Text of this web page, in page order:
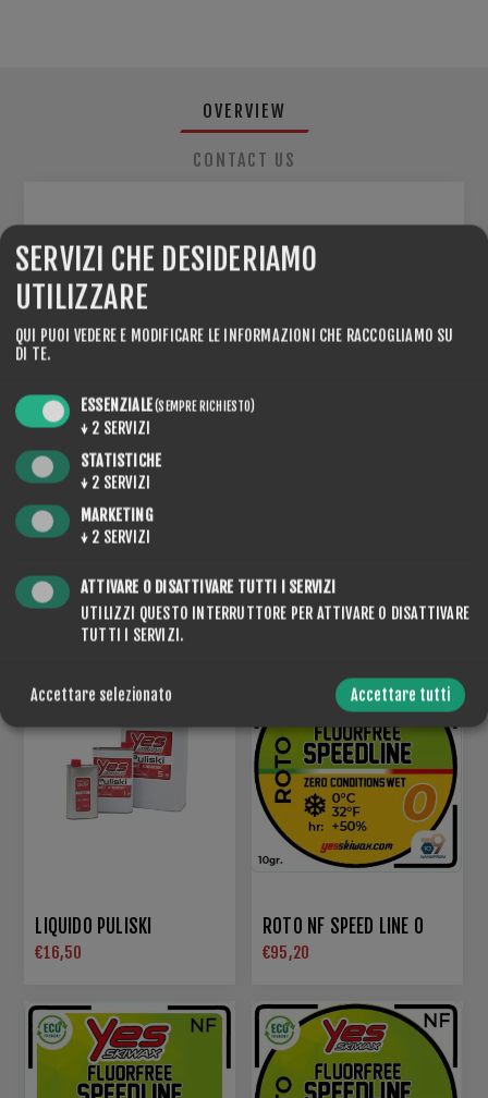
OVERVIEW
CONTACT US
• Impugnatura per trapano
• 3 Applicatori in lana (89mm)
• 3 Prodotti Linea ROTO NF
Roto NF Speed Line 15 )
HANNO ACQUISTATO ANCHE
LIQUIDO PULISKI
€16,50
ROTO NF SPEED LINE 0
€95,20
SERVIZI CHE DESIDERIAMO
UTILIZZARE
QUI PUOI VEDERE E MODIFICARE LE INFORMAZIONI CHE RACCOGLIAMO SU
DI TE.
ESSENZIALE(SEMPRE RICHIESTO)
↓ 2 SERVIZI
STATISTICHE
↓ 2 SERVIZI
MARKETING
↓ 2 SERVIZI
ATTIVARE O DISATTIVARE TUTTI I SERVIZI
UTILIZZI QUESTO INTERRUTTORE PER ATTIVARE O DISATTIVARE
TUTTI I SERVIZI.
Accettare selezionato Accettare tutti